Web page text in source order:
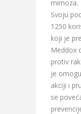
mimoza.
Svoju
1250
koji je
Meddox
protiv
je
akciji i
se